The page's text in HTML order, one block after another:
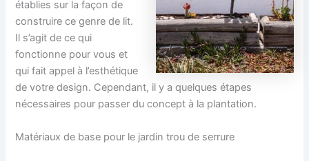
établies sur la façon de
construire ce genre de lit.
Il s’agit de ce qui
fonctionne pour vous et
qui fait appel à l’esthétique
de votre design. Cependant, il y a quelques étapes
nécessaires pour passer du concept à la plantation.
Matériaux de base pour le jardin trou de serrure